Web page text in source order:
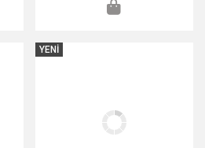
YENİ